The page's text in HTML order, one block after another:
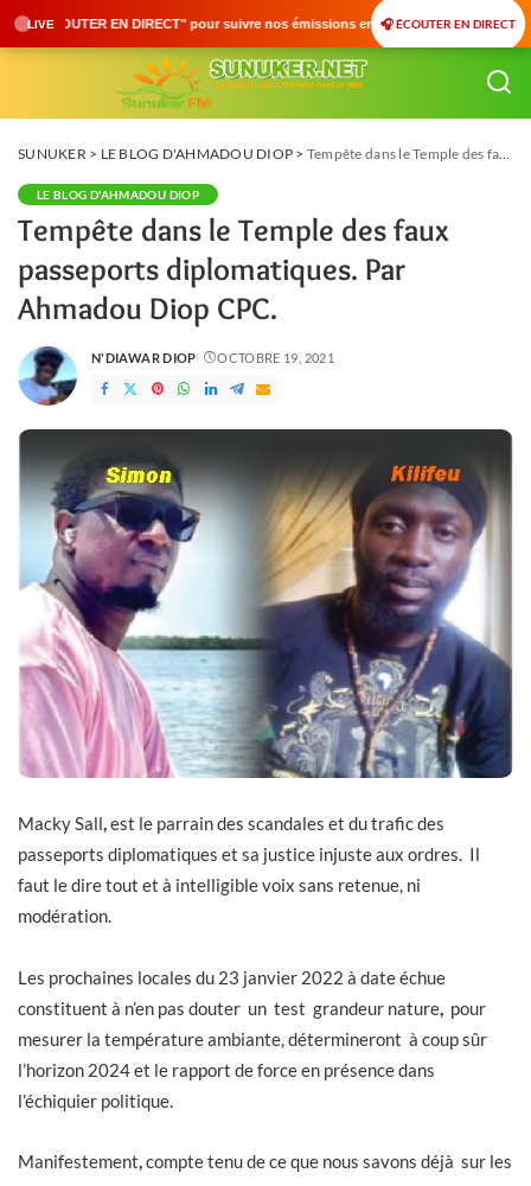
LIVE pour suivre nos émissions en temps réel • 🇸🇳 Actualités du Sénégal • 🌍
🎧 ÉCOUTER EN DIRECT
SUNUKER> LE BLOG D'AHMADOU DIOP > Tempête dans le Temple des faux passeports diplomatiques. Par Ahmadou Diop CPC.
LE BLOG D'AHMADOU DIOP
Tempête dans le Temple des faux
passeports diplomatiques. Par
Ahmadou Diop CPC.
POSTED
BY
N'DIAWAR DIOP OCTOBRE 19, 2021
Macky Sall,est le parrain des scandales et du trafic des
passeports diplomatiques et sa justice injuste aux ordres. Il
faut le dire tout et à intelligible voix sans retenue, ni
modération.
Les prochaines locales du 23 janvier 2022 à date échue
constituent à n’en pas douter un test grandeur nature, pour
mesurer la température ambiante, détermineront à coup sûr
l’horizon 2024 et le rapport de force en présence dans
l’échiquier politique.
Manifestement,compte tenu de ce que nous savons déjà sur les